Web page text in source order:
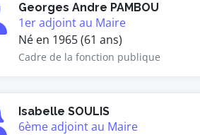
Georges Andre PAMBOU
1er adjoint au Maire
Né en 1965 (61 ans)
Cadre de la fonction publique
Isabelle SOULIS
6ème adjoint au Maire